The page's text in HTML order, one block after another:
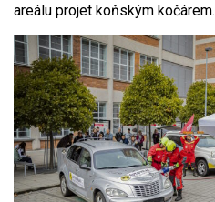
areálu projet koňským kočárem.